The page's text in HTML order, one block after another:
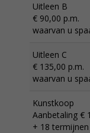
Uitleen B
€ 90,00 p.m.
waarvan u
Uitleen C
€ 135,00 p.m.
waarvan u
Kunstkoop
Aanbetaling €
+ 18